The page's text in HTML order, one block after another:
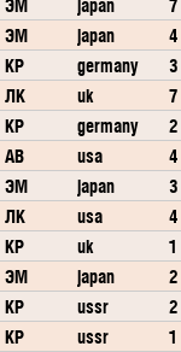
ЭМ
japan 4
КР
germany 3
ЛК
uk 7
КР
germany 2
АВ
usa 4
ЭМ
japan 3
ЛК
usa 4
КР
uk 1
ЭМ
japan 2
КР
ussr 2
КР
ussr 1